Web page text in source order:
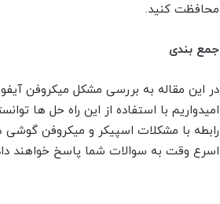
محافظت کنید.
جمع بندی
امیدواریم با استفاده از این راه حل ها
رابطه با مشکلات اسپیکر و میکروفن
اسرع وقت به سوالات شما پاسخ خواهند